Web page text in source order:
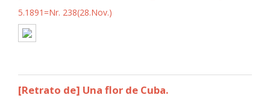
5.1891=Nr. 238(28.Nov.)
[Retrato de] Una flor de Cuba.